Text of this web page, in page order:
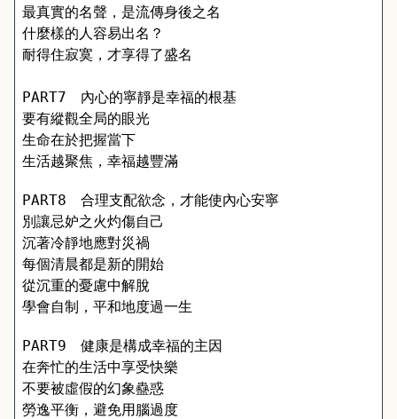
最真實的名聲，是流傳身後之名
什麼樣的人容易出名？
耐得住寂寞，才享得了盛名
PART7　內心的寧靜是幸福的根基
要有縱觀全局的眼光
生命在於把握當下
生活越聚焦，幸福越豐滿
PART8　合理支配欲念，才能使內心安寧
別讓忌妒之火灼傷自己
沉著冷靜地應對災禍
每個清晨都是新的開始
從沉重的憂慮中解脫
學會自制，平和地度過一生
PART9　健康是構成幸福的主因
在奔忙的生活中享受快樂
不要被虛假的幻象蠱惑
勞逸平衡，避免用腦過度